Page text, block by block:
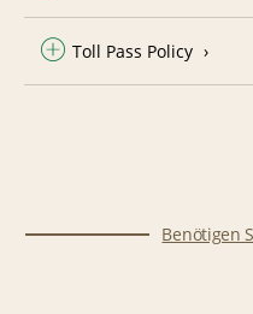
Toll Pass Policy
Benötigen